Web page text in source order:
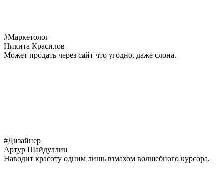
#Маркетолог
Никита Красилов
Может продать через сайт что угодно, даже слона.
#Дизайнер
Артур Шайдуллин
Наводит красоту одним лишь взмахом волшебного курсора.